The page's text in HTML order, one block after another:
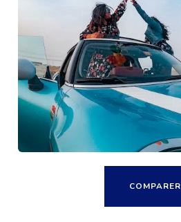
COMPARER